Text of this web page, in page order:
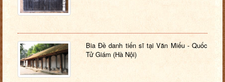
Bia Đề danh tiến sĩ tại Văn Miếu - Quốc
Tử Giám (Hà Nội)